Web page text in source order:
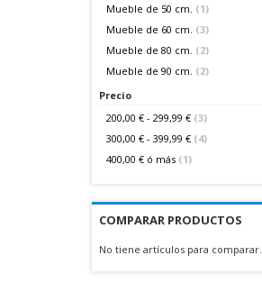
Mueble de 50 cm. (1)
Mueble de 60 cm. (3)
Mueble de 80 cm. (2)
Mueble de 90 cm. (2)
Precio
200,00 € - 299,99 € (3)
300,00 € - 399,99 € (4)
400,00 € ó más (1)
COMPARAR PRODUCTOS
No tiene artículos para comparar.